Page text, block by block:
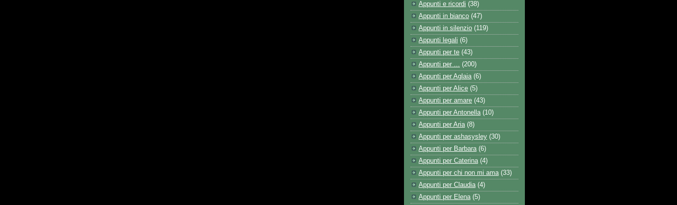
Appunti e ricordi (38)
Appunti in bianco (47)
Appunti in silenzio (119)
Appunti legali (6)
Appunti per te (43)
Appunti per ... (200)
Appunti per Aglaia (6)
Appunti per Alice (5)
Appunti per amare (43)
Appunti per Antonella (10)
Appunti per Aria (8)
Appunti per ashasysley (30)
Appunti per Barbara (6)
Appunti per Caterina (4)
Appunti per chi non mi ama (33)
Appunti per Claudia (4)
Appunti per Elena (5)